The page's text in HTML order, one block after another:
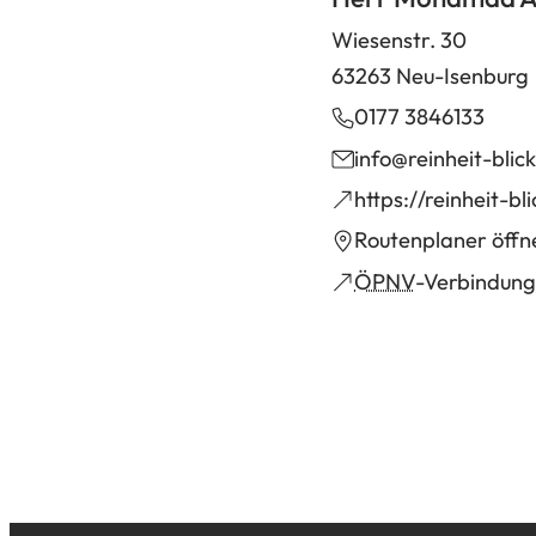
Wiesenstr. 30
63263 Neu-Isenburg
0177 3846133
info
reinheit-blick
https://reinheit-
(Öffnet
in
einem
Routenplaner
(Öffnet
in ÖPNV-Verbindung
(Öffnet